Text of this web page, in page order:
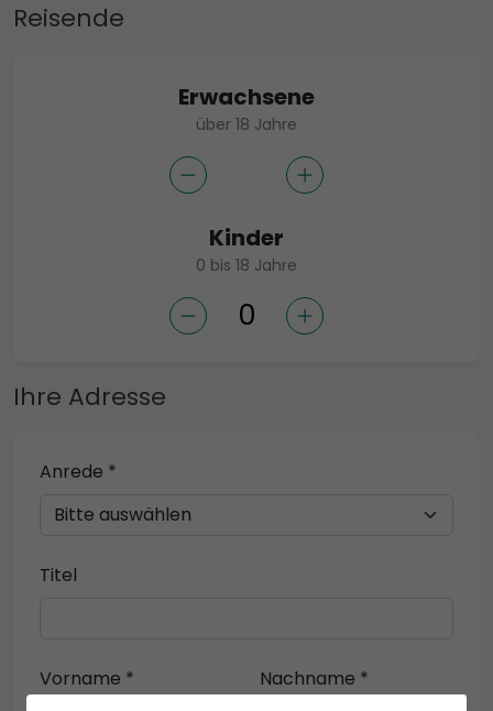
Reisende
Erwachsene
über 18 Jahre
Kinder
0 bis 18 Jahre
Ihre Adresse
Anrede *
Titel
Vorname * Nachname *